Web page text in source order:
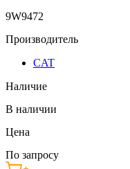
9W9472
Производитель
CAT
Наличие
В наличии
Цена
По запросу